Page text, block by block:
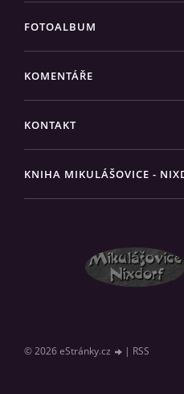
FOTOALBUM
KOMENTÁŘE
KONTAKT
KNIHA MIKULÁŠOVICE -
© 2026 eStránky.cz | RSS